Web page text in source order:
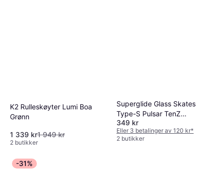
K2 Rulleskøyter Lumi Boa
Grønn
1 339 kr1 949 kr
2 butikker
Superglide Glass Skates
Type-S Pulsar TenZ
Signature Edition
349 kr
Eller 3 betalinger av 120 kr*
2 butikker
-31%